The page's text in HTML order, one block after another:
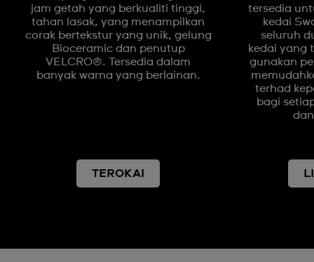
jam getah yang berkualiti tinggi,
tahan lasak, yang menampilkan
corak bertekstur yang unik, gelung
Bioceramic dan penutup
VELCRO®. Tersedia dalam
banyak warna yang berlainan.
TEROKAI
tersedia
kedai
seluruh
kedai yang
gunakan
terhad
bagi